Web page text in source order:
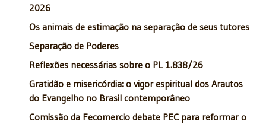
2026
Os animais de estimação na separação de seus tutores
Separação de Poderes
Reflexões necessárias sobre o PL 1.838/26
Gratidão e misericórdia: o vigor espiritual dos Arautos
do Evangelho no Brasil contemporâneo
Comissão da Fecomercio debate PEC para reformar o